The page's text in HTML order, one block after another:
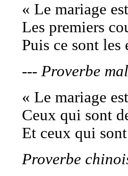
« Le mariage
Les premiers
Puis ce sont les
--- Proverbe
« Le mariage
Ceux qui sont
Et ceux qui
Proverbe